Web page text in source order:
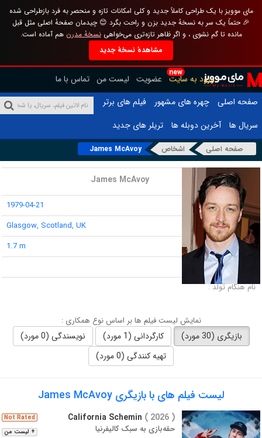
مای موویز با یک طراحی کاملاً جدید و کلی امکانات تازه و منحصر به فرد بازطراحی شده
🎉 حتماً یک سر به نسخهٔ جدید بزن و راحت بگرد 😊 چیدمان صفحهٔ اصلی مثل قبل
مانده تا گم نشوی ، و اگر ظاهر تازه‌تری می‌خواهینسخهٔ مدرن هم آماده است.
مشاهدهٔ نسخهٔ جدید
new
ورود به سایت عضویت لیست من تماس با ما
صفحه اصلی
چهره های مشهور
فیلم های برتر
سریال ها
آخرین دوبله ها تریلر های جدید
صفحه اصلی اشخاص James McAvoy
James McAvoy
تاریخ تولد :
1979-04-21
محل تولد :
Glasgow, Scotland, UK
قد :
1.7 m
لقب :
نام هنگام تولد :
نمایش لیست فیلم ها بر اساس نوع همکاری :
بازیگری (30 مورد) کارگردانی (1 مورد)
نویسندگی (0 مورد)
تهیه کنندگی (0 مورد)
لیست فیلم های با بازیگری James McAvoy
+ لیست من
Not Rated California Schemin ( 2026 )
حقه‌بازی به سبک کالیفرنیا